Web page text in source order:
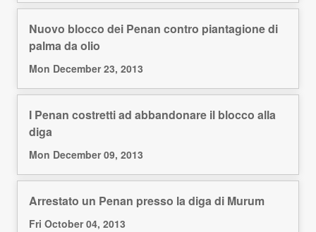
Nuovo blocco dei Penan contro piantagione di
palma da olio
Mon December 23, 2013
I Penan costretti ad abbandonare il blocco alla
diga
Mon December 09, 2013
Arrestato un Penan presso la diga di Murum
Fri October 04, 2013